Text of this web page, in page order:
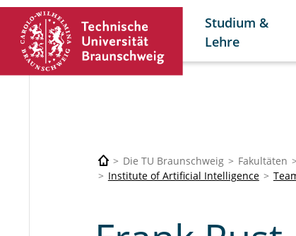
Studium &
Lehre
Die TU Braunschweig Fakultäten
Institute of Artificial Intelligence